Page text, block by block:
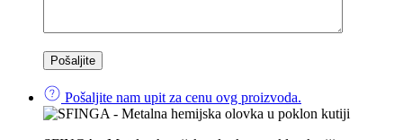
Pošaljite nam upit za cenu ovg proizvoda.